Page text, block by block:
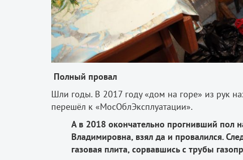
Полный провал
Шли годы. В 2017 году «дом на горе» из рук
перешёл к «МосОблЭксплуатации».
А в 2018 окончательно прогнивший пол
Владимировна, взял да и провалился.
газовая плита, сорвавшись с трубы